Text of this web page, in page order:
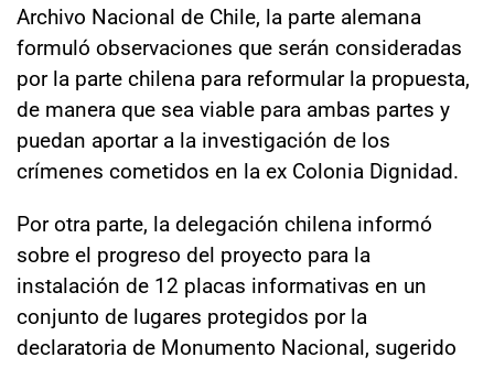
Archivo Nacional de Chile, la parte alemana
formuló observaciones que serán consideradas
por la parte chilena para reformular la propuesta,
de manera que sea viable para ambas partes y
puedan aportar a la investigación de los
crímenes cometidos en la ex Colonia Dignidad.
Por otra parte, la delegación chilena informó
sobre el progreso del proyecto para la
instalación de 12 placas informativas en un
conjunto de lugares protegidos por la
declaratoria de Monumento Nacional, sugerido